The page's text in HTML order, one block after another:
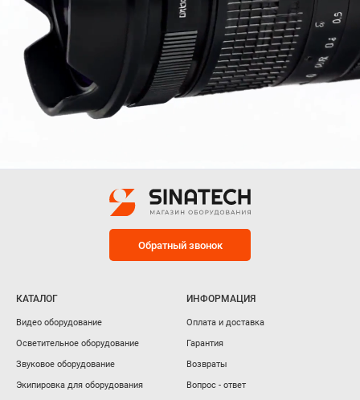
Обратный звонок
КАТАЛОГ
Видео оборудование
Осветительное оборудование
Звуковое оборудование
Экипировка для оборудования
ИНФОРМАЦИЯ
Оплата и доставка
Гарантия
Возвраты
Вопрос - ответ